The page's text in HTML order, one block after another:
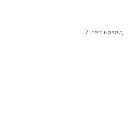
7 лет назад